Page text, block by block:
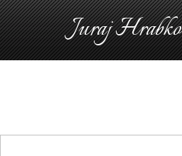
Juraj Hrabko
FAKTY A ARGUMENTY